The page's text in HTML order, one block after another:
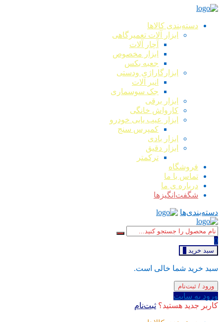
دسته‌بندی کالاها
ابزار آلات تعمیرگاهی
آچار آلات
ابزار مخصوص
جعبه بکس
ابزارگاراژی ودستی
انبر آلات
جک سوسماری
ابزار برقی
کارواش خانگی
ابزار عیب یابی خودرو
کمپرس سنج
ابزار بادی
ابزار دقیق
ترکمتر
فروشگاه
تماس با ما
درباره ی ما
شگفت‌انگیزها
دسته‌بندی‌ها
0
سبد خرید
سبد خرید شما خالی است.
ورود / ثبت‌نام
ورود به سایت
کاربر جدید هستید؟ ثبت‌نام